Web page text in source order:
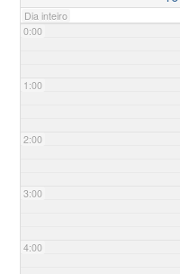
Dia inteiro
0:00
1:00
2:00
3:00
4:00